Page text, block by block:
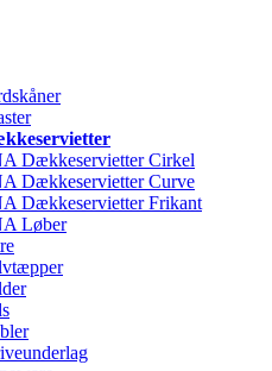
Dækkeservietter Cirkel
Dækkeservietter Curve
Dækkeservietter Frikant
Løber